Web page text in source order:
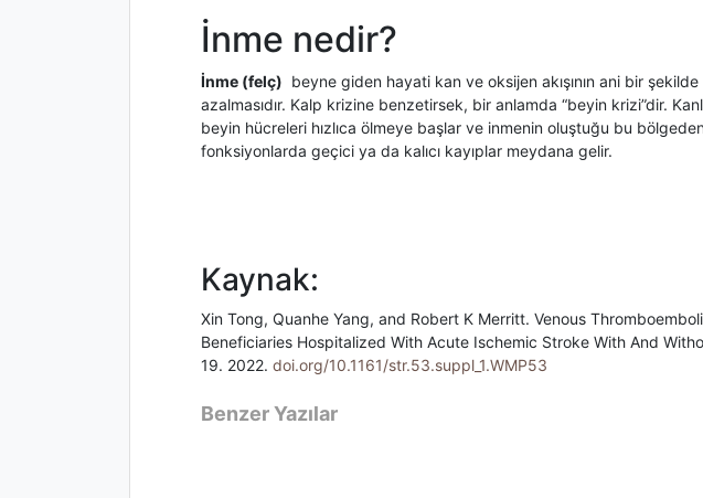
İnme nedir?
İnme (felç) beyne giden hayati kan ve oksijen akışının ani bir
azalmasıdır. Kalp krizine benzetirsek, bir anlamda “beyin krizi”dir.
beyin hücreleri hızlıca ölmeye başlar ve inmenin oluştuğu bu
fonksiyonlarda geçici ya da kalıcı kayıplar meydana gelir.
Kaynak:
Xin Tong, Quanhe Yang, and Robert K Merritt. Venous
Beneficiaries Hospitalized With Acute Ischemic Stroke With And
19. 2022. doi.org/10.1161/str.53.suppl_1.WMP53
Benzer Yazılar